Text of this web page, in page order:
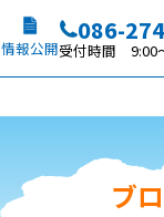
情報公開
086-
受付時間 9:00
ブ